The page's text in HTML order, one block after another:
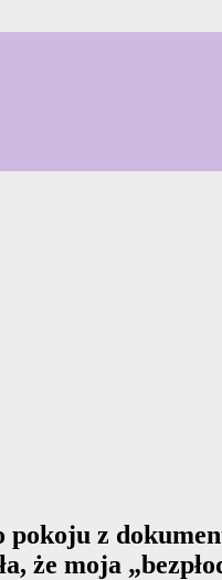
pokoju z
że ​​moja